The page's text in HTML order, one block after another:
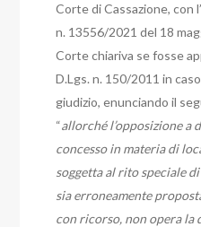
Corte di Cassazione,con
n. 13556/2021 del 18
Corte chiariva se fosse
D.Lgs. n. 150/2011 in
giudizio, enunciando il
“allorché l’opposizione a
concesso in materia di
soggetta al rito speciale
sia erroneamente
con ricorso, non opera la